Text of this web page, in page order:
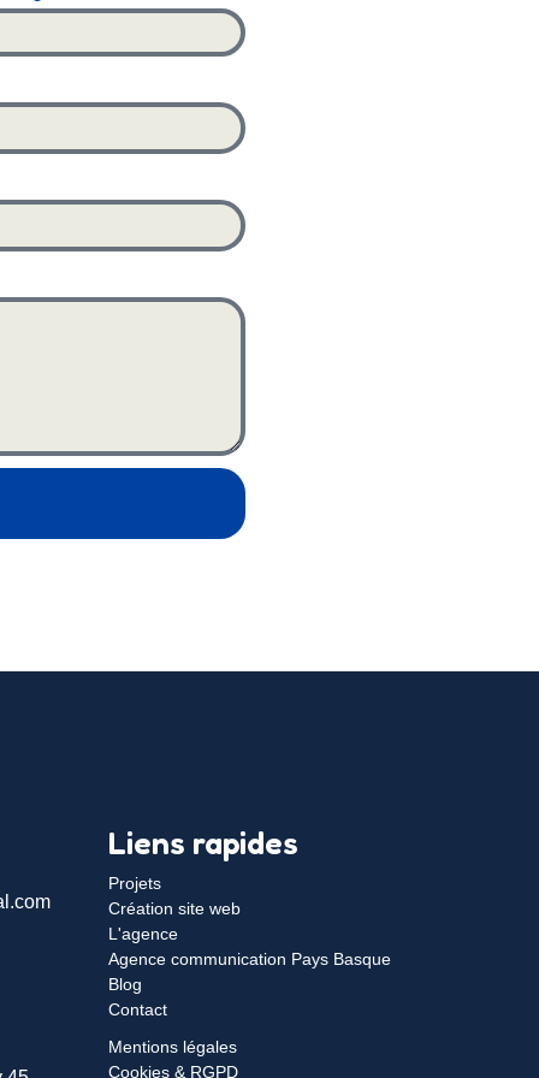
Liens rapides
Projets
Création site web
L'agence
Agence communication Pays Basque
Blog
Contact
Mentions légales
Cookies & RGPD